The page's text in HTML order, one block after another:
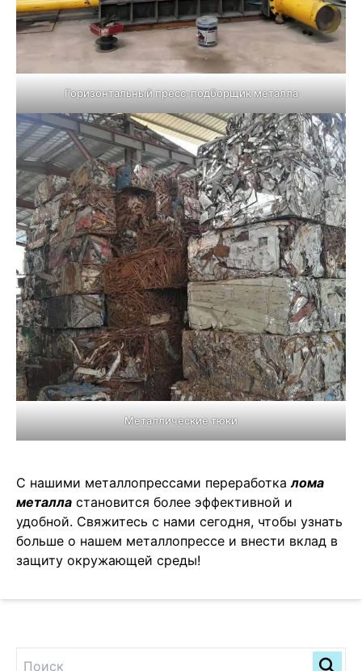
Горизонтальный пресс-подборщик металла
Металлические тюки
С нашими металлопрессами переработка лома
металла становится более эффективной и
удобной. Свяжитесь с нами сегодня, чтобы узнать
больше о нашем металлопрессе и внести вклад в
защиту окружающей среды!